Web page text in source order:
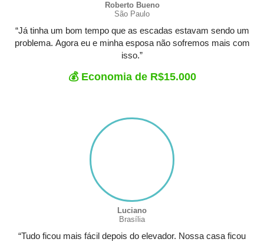
Roberto Bueno
São Paulo
“Já tinha um bom tempo que as escadas estavam sendo um
problema. Agora eu e minha esposa não sofremos mais com
isso.”
💰 Economia de R$15.000
Luciano
Brasília
“Tudo ficou mais fácil depois do elevador. Nossa casa ficou